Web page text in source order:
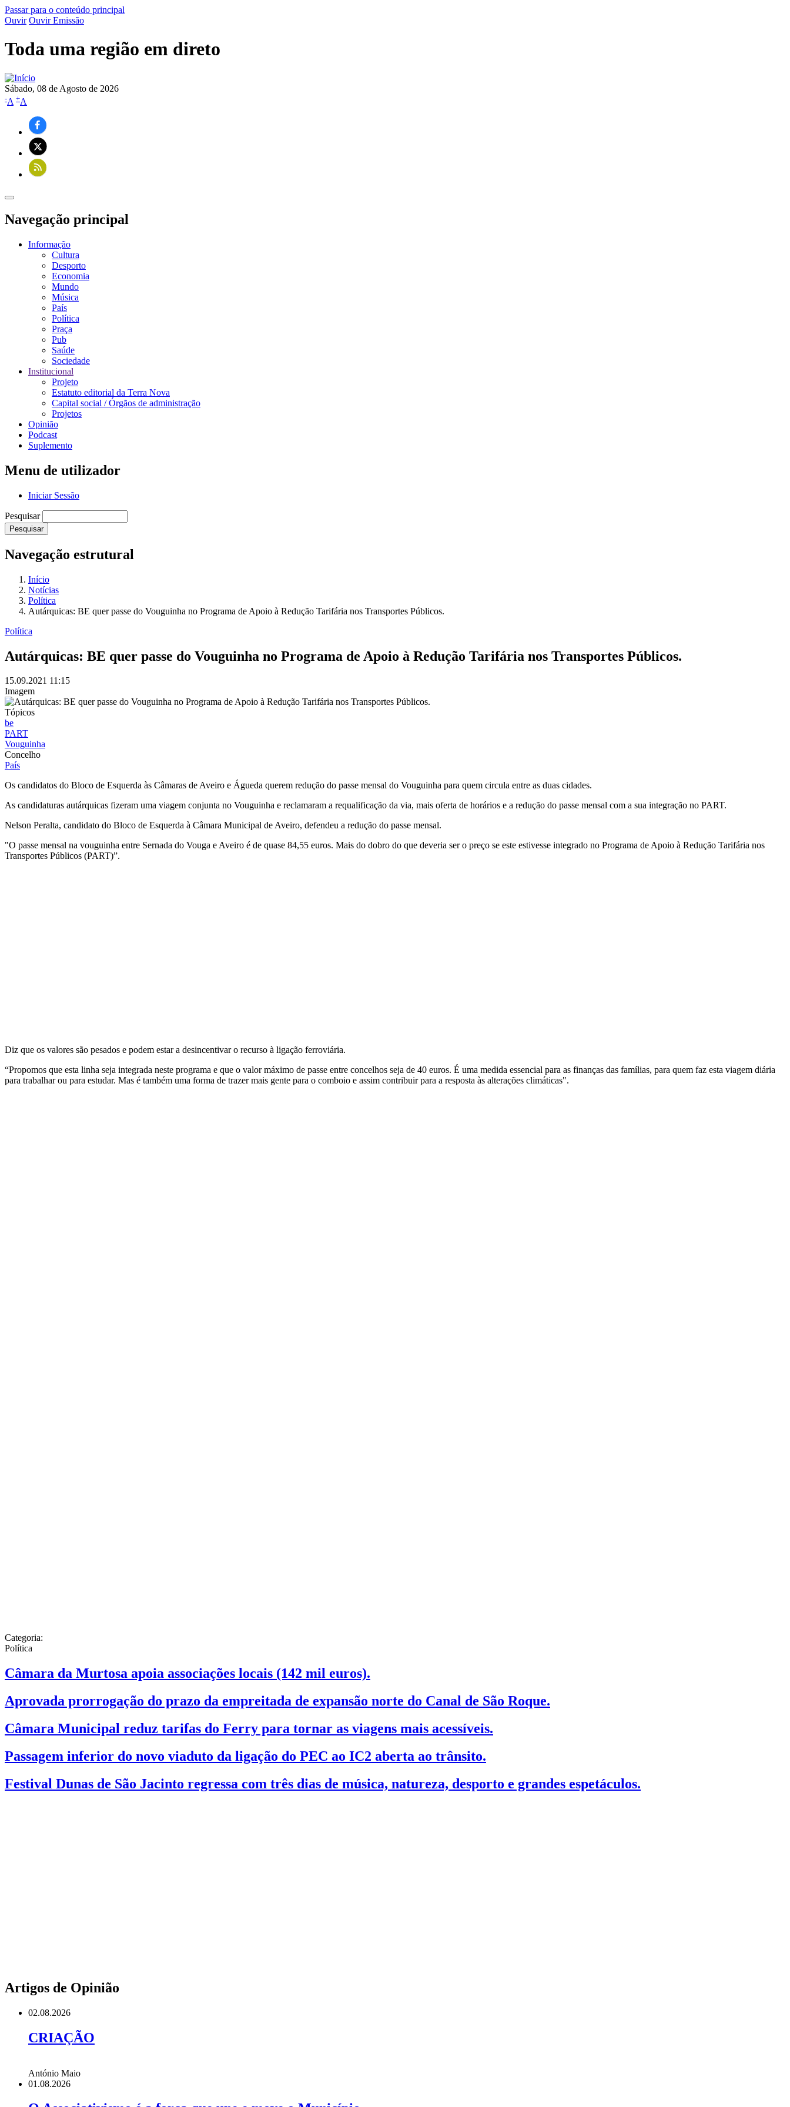
Passar para o conteúdo principal
Ouvir Ouvir Emissão
Toda uma região em direto
Sábado, 08 de Agosto de 2026
-A +A
Navegação principal
Informação
Cultura
Desporto
Economia
Mundo
Música
País
Política
Praça
Pub
Saúde
Sociedade
Institucional
Projeto
Estatuto editorial da Terra Nova
Capital social / Órgãos de administração
Projetos
Opinião
Podcast
Suplemento
Menu de utilizador
Iniciar Sessão
Pesquisar
Navegação estrutural
Início
Notícias
Política
Autárquicas: BE quer passe do Vouguinha no Programa de Apoio à Redução Tarifária nos Transportes Públicos.
Política
Autárquicas: BE quer passe do Vouguinha no Programa de Apoio à Redução Tarifária nos Transportes Públicos.
15.09.2021 11:15
Imagem
Tópicos
be
PART
Vouguinha
Concelho
País
Os candidatos do Bloco de Esquerda às Câmaras de Aveiro e Águeda querem redução do passe mensal do Vouguinha para quem circula entre as duas cidades.
As candidaturas autárquicas fizeram uma viagem conjunta no Vouguinha e reclamaram a requalificação da via, mais oferta de horários e a redução do passe mensal com a sua integração no PART.
Nelson Peralta, candidato do Bloco de Esquerda à Câmara Municipal de Aveiro, defendeu a redução do passe mensal.
"O passe mensal na vouguinha entre Sernada do Vouga e Aveiro é de quase 84,55 euros. Mais do dobro do que deveria ser o preço se este estivesse integrado no Programa de Apoio à Redução Tarifária nos
Transportes Públicos (PART)”.
Diz que os valores são pesados e podem estar a desincentivar o recurso à ligação ferroviária.
“Propomos que esta linha seja integrada neste programa e que o valor máximo de passe entre concelhos seja de 40 euros. É uma medida essencial para as finanças das famílias, para quem faz esta viagem diária
para trabalhar ou para estudar. Mas é também uma forma de trazer mais gente para o comboio e assim contribuir para a resposta às alterações climáticas".
Categoria:
Política
Câmara da Murtosa apoia associações locais (142 mil euros).
Aprovada prorrogação do prazo da empreitada de expansão norte do Canal de São Roque.
Câmara Municipal reduz tarifas do Ferry para tornar as viagens mais acessíveis.
Passagem inferior do novo viaduto da ligação do PEC ao IC2 aberta ao trânsito.
Festival Dunas de São Jacinto regressa com três dias de música, natureza, desporto e grandes espetáculos.
Artigos de Opinião
02.08.2026
CRIAÇÃO
António Maio
01.08.2026